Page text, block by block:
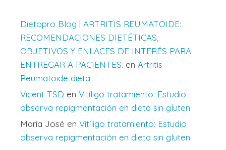
Dietopro Blog | ARTRITIS REUMATOIDE:
RECOMENDACIONES DIETÉTICAS,
OBJETIVOS Y ENLACES DE INTERÉS PARA
ENTREGAR A PACIENTES. en Artritis
Reumatoide dieta
Vicent TSD en Vitíligo tratamiento: Estudio
observa repigmentación en dieta sin gluten
María José en Vitíligo tratamiento: Estudio
observa repigmentación en dieta sin gluten